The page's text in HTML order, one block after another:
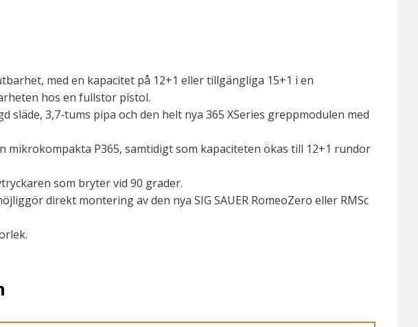
med en kapacitet på 12+1 eller tillgängliga 15+1 i en
hos en fullstor pistol.
3,7-tums pipa och den helt nya 365 XSeries greppmodulen med
mikrokompakta P365, samtidigt som kapaciteten ökas till 12+1 rundor
som bryter vid 90 grader.
direkt montering av den nya SIG SAUER RomeoZero eller RMSc